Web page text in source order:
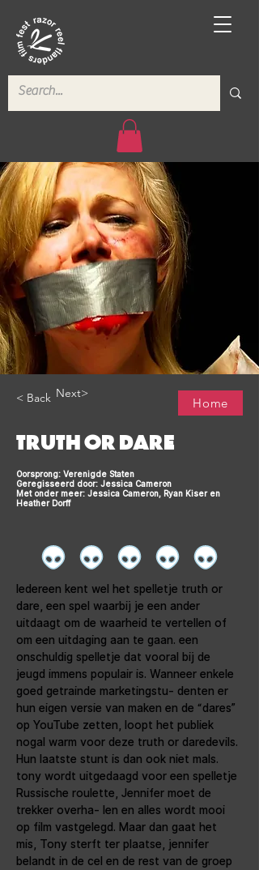
< Back Next>
Home
TRUTH OR DARE
Oorsprong: Verenigde Staten
Geregisseerd door: Jessica Cameron
Met onder meer: Jessica Cameron, Ryan Kiser en
Heather Dorff
Iedereen kent wel het spelletje truth or
dare, een spel waarbij je een ander
uitdaagt om de waarheid te vertellen of
om een uitdaging aan te gaan. een
onschuldig spelletje dat vooral bij de
jeugd immens populair is. Wanneer enkele
goed getrainde marketingstu- denten er
hun eigen versie van maken en de “dares”
op YouTube zetten, loopt het publiek
nogal warm voor deze truth or daredevils.
Hun laatste stunt is dan ook niet mals.
tony wordt uitgedaagd voor een spelletje
Russische roulette, Jennifer moet de
trekker overha- len en alles wordt mooi
op film vastgelegd. Maar dan gaat het
mis, Tony sterft ter plaatse, jennifer
belandt in de cel en de rest van de groep